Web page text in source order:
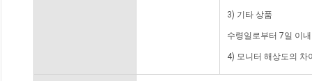
3) 기타 상품
수령일로부터 7일 이
4) 모니터 해상도의 차